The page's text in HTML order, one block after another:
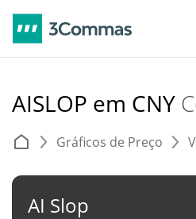
AISLOP em CNY
Gráficos de Preço
AI Slop